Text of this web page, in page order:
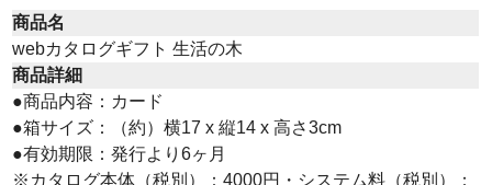
商品名
webカタログギフト 生活の木
商品詳細
●商品内容：カード
●箱サイズ：（約）横17 x 縦14 x 高さ3cm
●有効期限：発行より6ヶ月
※カタログ本体（税別）：4000円・システム料（税別）：